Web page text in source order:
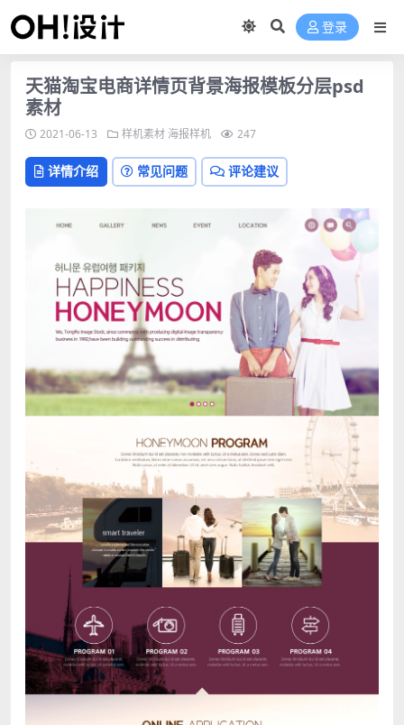
登录
天猫淘宝电商详情页背景海报模板分层psd
素材
2021-06-13 样机素材 海报样机 247
详情介绍 常见问题 评论建议